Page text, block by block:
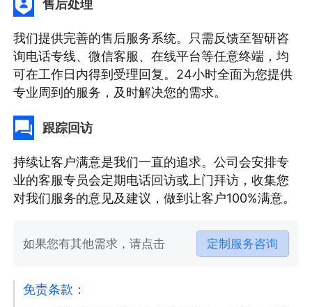
售后处理
我们提供完善的售后服务系统。只需反馈至智研咨
询电话专线、微信客服、在线平台等任意终端，均
可在工作日内得到受理回复。24小时全面为您提供
专业周到的服务，及时解决您的需求。
跟踪回访
持续让客户满意是我们一直的追求。公司会安排专
业的客服专员会定期电话回访或上门拜访，收集您
对我们服务的意见及建议，做到让客户100%满意。
如果您有其他需求，请点击 定制服务咨询
免责条款：